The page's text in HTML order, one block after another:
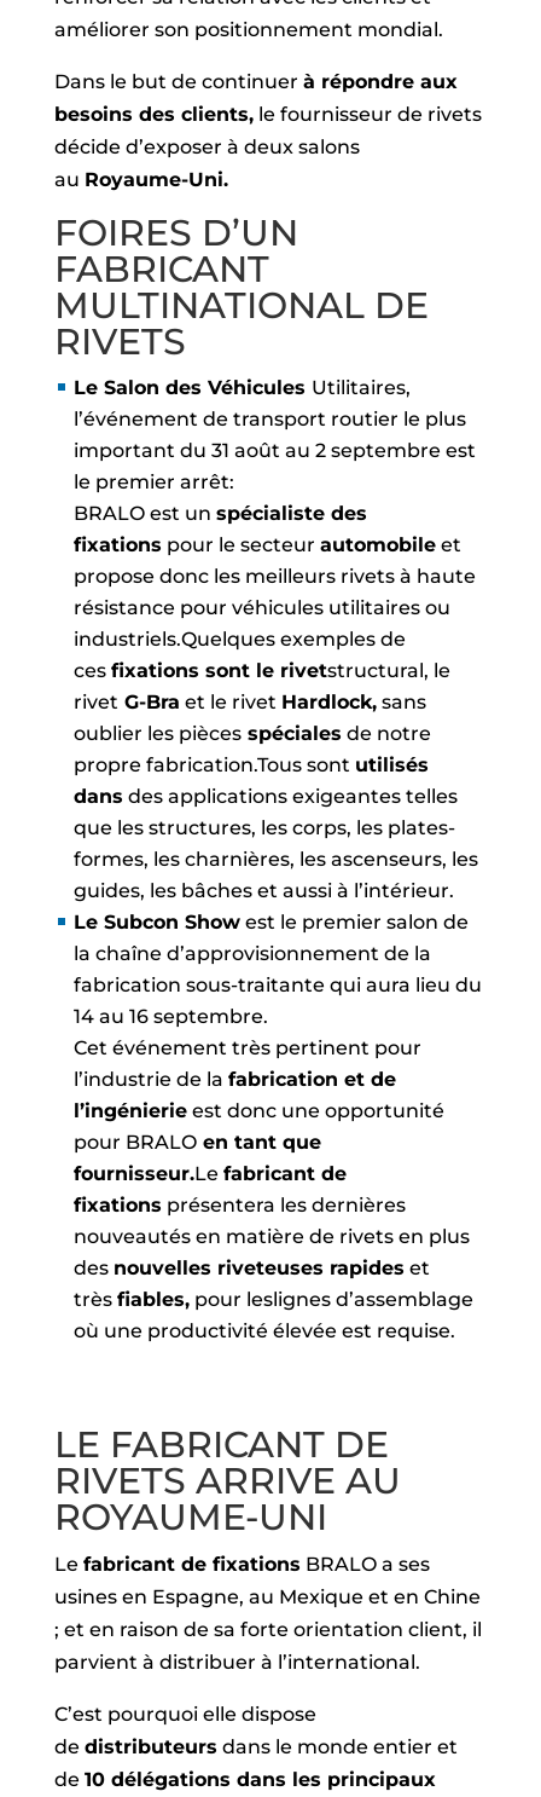
améliorer son positionnement mondial.
Dans le but de continuer à répondre aux
besoins des clients,le fournisseur de rivets
décide d’exposer à deux salons
au Royaume-Uni.
FOIRES D’UN
FABRICANT
MULTINATIONAL DE
RIVETS
Le Salon des Véhicules Utilitaires,
l’événement de transport routier le plus
important du 31 août au 2 septembre est
le premier arrêt:
BRALO est un spécialiste des
fixations pour le secteur automobileet
propose donc les meilleurs rivets à haute
résistance pour véhicules utilitaires ou
industriels.Quelques exemples de
ces fixations sont le rivetstructural, le
rivet G-Bra et le rivet Hardlock,sans
oublier les piècesspéciales de notre
propre fabrication.Tous sont utilisés
dans des applications exigeantes telles
que les structures, les corps, les plates-
formes, les charnières, les ascenseurs, les
guides, les bâches et aussi à l’intérieur.
Le Subcon Showest le premier salon de
la chaîne d’approvisionnement de la
fabrication sous-traitante qui aura lieu du
14 au 16 septembre.
Cet événement très pertinent pour
l’industrie de la fabrication et de
l’ingénierieest donc une opportunité
pour BRALOen tant que
fournisseur.Le fabricant de
fixations présentera les dernières
nouveautés en matière de rivets en plus
des nouvelles riveteuses rapides et
très fiables,pour leslignes d’assemblage
où une productivité élevée est requise.
LE FABRICANT DE
RIVETS ARRIVE AU
ROYAUME-UNI
Le fabricant de fixations BRALO a ses
usines en Espagne, au Mexique et en Chine
; et en raison de sa forte orientation client, il
parvient à distribuer à l’international.
C’est pourquoi elle dispose
de distributeurs dans le monde entier et
de 10 délégations dans les principaux